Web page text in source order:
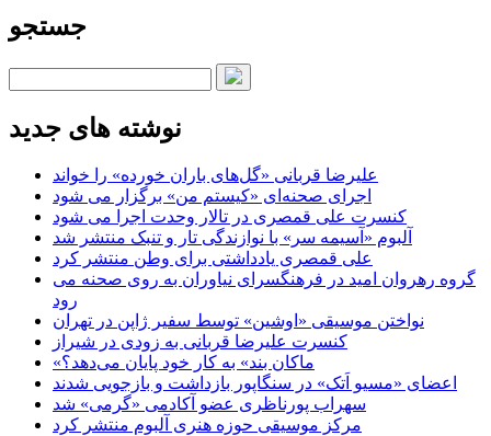
جستجو
نوشته های جدید
علیرضا قربانی «گل‌های باران خورده» را خواند
اجرای صحنه‌ای «کیستم من» برگزار می شود
کنسرت علی قمصری در تالار وحدت اجرا می شود
آلبوم «آسیمه سر» با نوازندگی تار و تنبک منتشر شد
علی قمصری یادداشتی برای وطن منتشر کرد
گروه رهروان امید در فرهنگسرای نیاوران به روی صحنه می
رود
نواختن موسیقی «اوشین» توسط سفیر ژاپن در تهران
کنسرت علیرضا قربانی به زودی در شیراز
«ماکان بند» به کار خود پایان می‌دهد؟
اعضای «مسیو اَتک» در سنگاپور بازداشت و بازجویی شدند
سهراب پورناظری عضو آکادمی «گرمی» شد
مرکز موسیقی حوزه هنری آلبوم منتشر کرد